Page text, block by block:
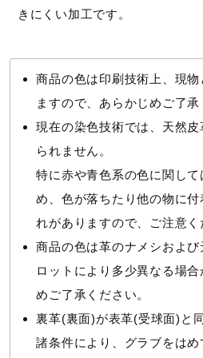
きにくい加工です。
商品の色は印刷技術上、現
ますので、あらかじめご了承
現在の染色技術では、天然
られません。
特に赤や青色系の色に関し
め、色が落ちたり他の物に
れがありますので、ご注意く
商品の色は革のナメシおよび
ロットにより多少異なる場
めご了承ください。
裏革(裏面)が表革(受球面)と
諸条件により、グラブをは